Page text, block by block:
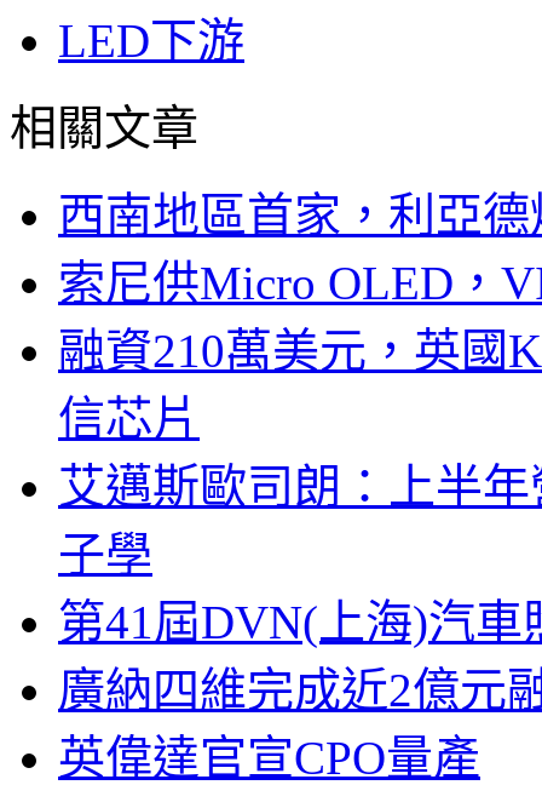
LED下游
相關文章
西南地區首家，利亞
索尼供Micro OLED，
融資210萬美元，英國
信芯片
艾邁斯歐司朗：上半
子學
第41屆DVN(上海)汽
廣納四維完成近2億元
英偉達官宣CPO量產